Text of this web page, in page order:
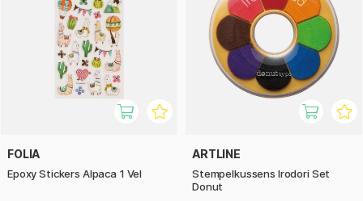
FOLIA
Epoxy Stickers Alpaca 1 Vel
ARTLINE
Stempelkussens Irodori Set
Donut